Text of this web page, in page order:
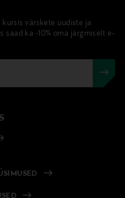
värskete uudiste ja
saad ka -10% oma järgmiselt e-